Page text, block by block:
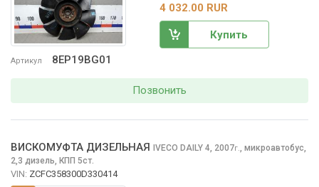
Артикул 8EP19BG01
4 032.00 RUR
Купить
Позвонить
ВИСКОМУФТА ДИЗЕЛЬНАЯ IVECO DAILY 4, 2007г.
микроавтобус,
2,3 дизель, КПП 5ст.
VIN: ZCFC358300D330414